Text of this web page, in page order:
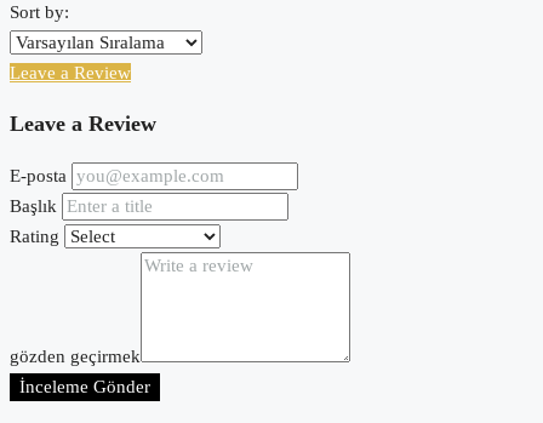
Sort by:
Leave a Review
Leave a Review
E-posta
Başlık
Rating
gözden geçirmek
İnceleme Gönder